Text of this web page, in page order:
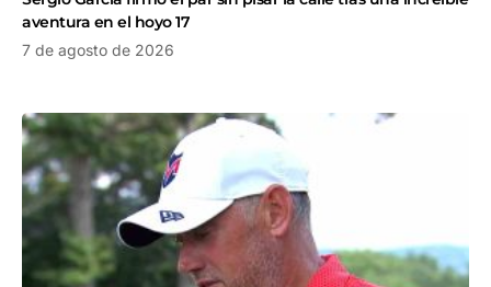
aventura en el hoyo 17
7 de agosto de 2026